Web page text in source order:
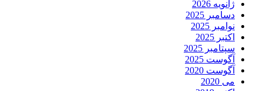
ژانویه 2026
دسامبر 2025
نوامبر 2025
اکتبر 2025
سپتامبر 2025
آگوست 2025
آگوست 2020
می 2020